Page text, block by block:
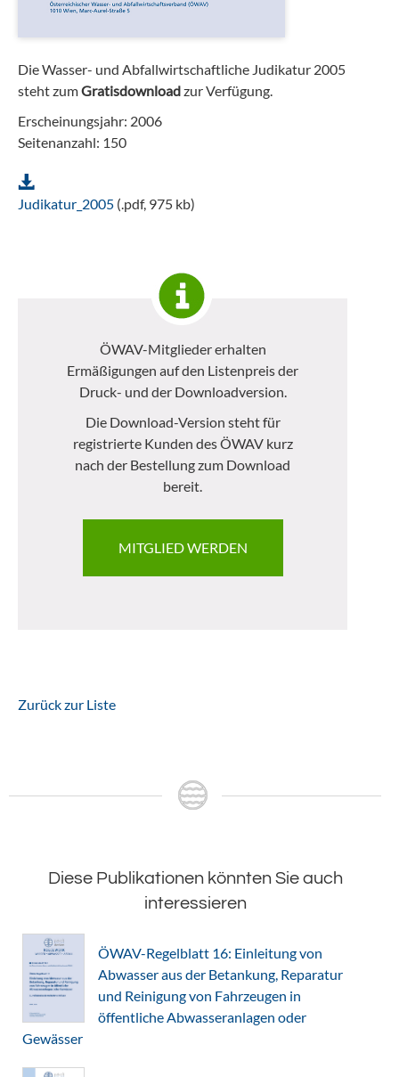
Die Wasser- und Abfallwirtschaftliche Judikatur 2005
steht zumGratisdownloadzur Verfügung.
Erscheinungsjahr: 2006
Seitenanzahl: 150
Judikatur_2005 (.pdf, 975 kb)
ÖWAV-Mitglieder erhalten
Ermäßigungen auf den Listenpreis der
Druck- und der Downloadversion.
Die Download-Version steht für
registrierte Kunden des ÖWAV kurz
nach der Bestellung zum Download
bereit.
MITGLIED WERDEN
Zurück zur Liste
Diese Publikationen könnten Sie auch
interessieren
ÖWAV-Regelblatt 16: Einleitung von
Abwasser aus der Betankung, Reparatur
und Reinigung von Fahrzeugen in
öffentliche Abwasseranlagen oder
Gewässer